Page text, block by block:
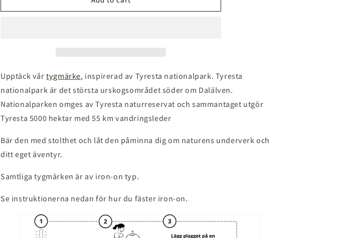
n
NationalparkNationalpark
Upptäck vårtygmärke, inspirerad av Tyresta nationalpark. Tyresta
nationalpark är det största urskogsområdet söder om Dalälven.
Nationalparken omges av Tyresta naturreservat och sammantaget utgör
Tyresta 5000 hektar med 55 km vandringsleder
Bär den med stolthet och låt den påminna dig om naturens underverk och
ditt eget äventyr.
Samtliga tygmärken är av iron-on typ.
Se instruktionerna nedan för hur du fäster iron-on.